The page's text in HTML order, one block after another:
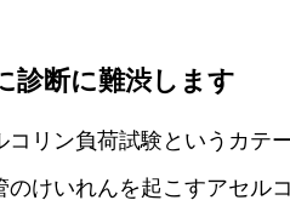
診断に難渋します
リン負荷試験というカテ
のけいれんを起こすアセル